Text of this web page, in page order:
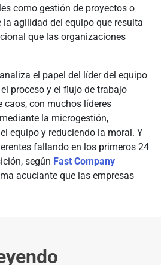
como gestión de proyectos o
agilidad del equipo que resulta
que las organizaciones
el papel del líder del equipo
proceso y el flujo de trabajo
caos, con muchos líderes
la microgestión,
equipo y reduciendo la moral. Y
fallando en los primeros 24
según Fast Company
acuciante que las empresas